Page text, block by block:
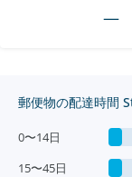
—
郵便物の配達時間
0〜14日
15〜45日